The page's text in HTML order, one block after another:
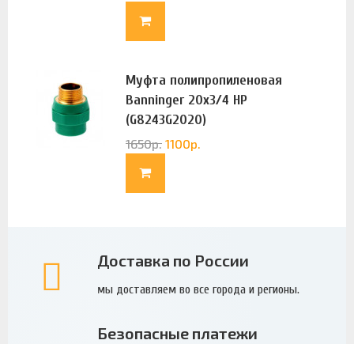
Муфта полипропиленовая
Banninger 20х3/4 НР
(G8243G2020)
1650р. 1100р.
Доставка по России
мы доставляем во все города и регионы.
Безопасные платежи